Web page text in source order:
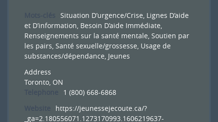
Situation D’urgence/Crise, Lignes D’aide
et D’information, Besoin D’aide Immédiate,
Renseignements sur la santé mentale, Soutien par
les pairs, Santé sexuelle/grossesse, Usage de
substances/dépendance, Jeunes
Address
Toronto, ON
1 (800) 668-6868
https://jeunessejecoute.ca/?
_ga=2.180556071.1273170993.1606219637-